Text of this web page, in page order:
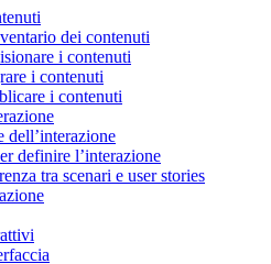
dei contenuti
i contenuti
i contenuti
i contenuti
dell’interazione
definire l’interazione
tra scenari e user stories